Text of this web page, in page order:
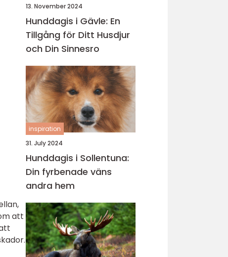
att
13. November 2024
Hunddagis i Gävle: En
Tillgång för Ditt Husdjur
och Din Sinnesro
inspiration
31. July 2024
Hunddagis i Sollentuna:
Din fyrbenade väns
andra hem